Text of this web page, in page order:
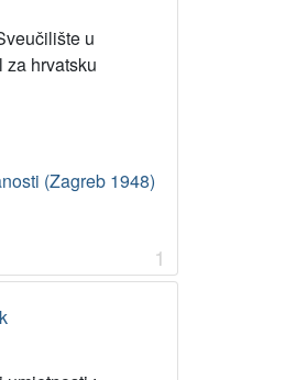
u
za hrvatsku
(Zagreb 1948)
1